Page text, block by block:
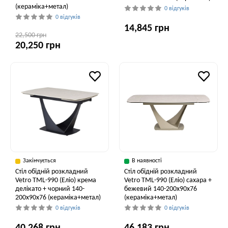
(кераміка+метал)
0 відгуків
22,500 грн
20,250 грн
0 відгуків
14,845 грн
Закінчується
Стіл обідній розкладний
Vetro TML-990 (Еліо) крема
делікато + чорний 140-
200x90x76 (кераміка+метал)
0 відгуків
В наявності
Стіл обідній розкладний
Vetro ТМL-990 (Еліо) сахара +
бежевий 140-200x90x76
(кераміка+метал)
0 відгуків